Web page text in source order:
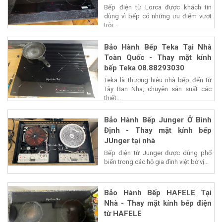
Bếp điện từ Lorca được khách tin
dùng vì bếp có những ưu điểm vượt
trội...
Bảo Hành Bếp Teka Tại Nhà
Toàn Quốc - Thay mặt kính
bếp Teka 08.88293030
Teka là thương hiệu nhà bếp đến từ
Tây Ban Nha, chuyên sản suất các
thiết...
Bảo Hành Bếp Junger Ở Bình
Định - Thay mặt kính bếp
JUnger tại nhà
Bếp điện từ Junger được dùng phổ
biến trong các hộ gia đình việt bở vị...
Bảo Hành Bếp HAFELE Tại
Nhà - Thay mặt kính bếp điện
từ HAFELE